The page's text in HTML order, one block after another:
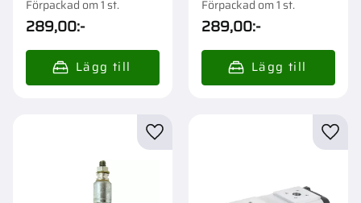
Förpackad om 1 st.
289,00:-
Förpackad om 1 st.
289,00:-
Lägg till i favoriter